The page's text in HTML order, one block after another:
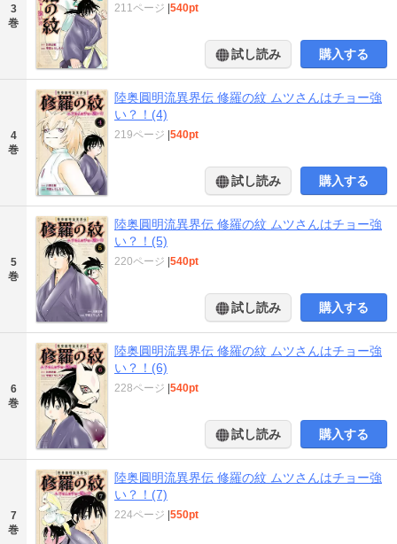
3
巻
211ページ |540pt
試し読み 購入する
4
巻
陸奥圓明流異界伝 修羅の紋 ムツさんはチョー強
い？！(4)
219ページ |540pt
試し読み 購入する
5
巻
陸奥圓明流異界伝 修羅の紋 ムツさんはチョー強
い？！(5)
220ページ |540pt
試し読み 購入する
6
巻
陸奥圓明流異界伝 修羅の紋 ムツさんはチョー強
い？！(6)
228ページ |540pt
試し読み 購入する
7
巻
陸奥圓明流異界伝 修羅の紋 ムツさんはチョー強
い？！(7)
224ページ |550pt